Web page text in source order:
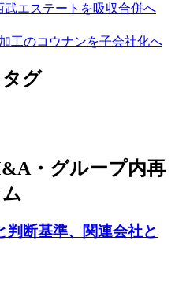
エステートを吸収合併へ
工のコウナンを子会社化へ
グ
・グループ内再
判断基準、関連会社と